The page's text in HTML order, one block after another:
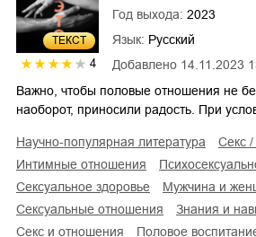
ТЕКСТ
4 Добавлено 14.11.2023
Год выхода: 2023
Язык: Русский
Важно, чтобы половые отношения не
наоборот, приносили радость. При
научно-популярная литература
секс
интимные отношения
сексуальное здоровье
мужчина и
сексуальные отношения
знания и
секс и отношения
половое